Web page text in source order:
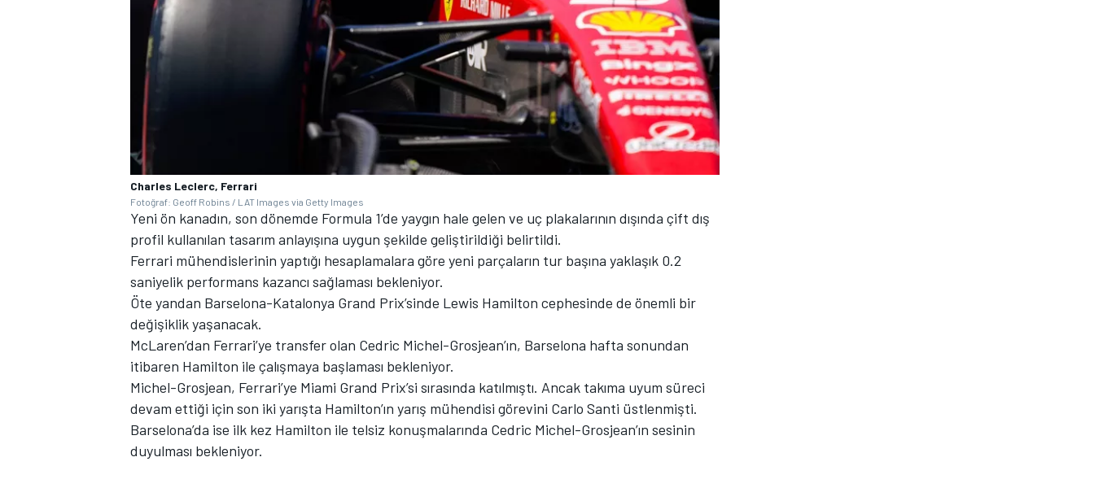
Charles Leclerc, Ferrari
Fotoğraf: Geoff Robins / LAT Images via Getty Images
Yeni ön kanadın, son dönemde Formula 1’de yaygın hale gelen ve uç plakalarının dışında çift dış
profil kullanılan tasarım anlayışına uygun şekilde geliştirildiği belirtildi.
Ferrari mühendislerinin yaptığı hesaplamalara göre yeni parçaların tur başına yaklaşık 0.2
saniyelik performans kazancı sağlaması bekleniyor.
Öte yandan Barselona-Katalonya Grand Prix’sinde Lewis Hamilton cephesinde de önemli bir
değişiklik yaşanacak.
McLaren’dan Ferrari’ye transfer olan Cedric Michel-Grosjean’ın, Barselona hafta sonundan
itibaren Hamilton ile çalışmaya başlaması bekleniyor.
Michel-Grosjean, Ferrari’ye Miami Grand Prix’si sırasında katılmıştı. Ancak takıma uyum süreci
devam ettiği için son iki yarışta Hamilton’ın yarış mühendisi görevini Carlo Santi üstlenmişti.
Barselona’da ise ilk kez Hamilton ile telsiz konuşmalarında Cedric Michel-Grosjean’ın sesinin
duyulması bekleniyor.